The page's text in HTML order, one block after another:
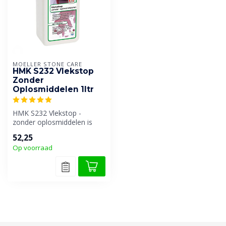
MOELLER STONE CARE
HMK S232 Vlekstop
Zonder
Oplosmiddelen 1ltr
HMK S232 Vlekstop -
zonder oplosmiddelen is
impregneermiddel z...
52,25
Op voorraad